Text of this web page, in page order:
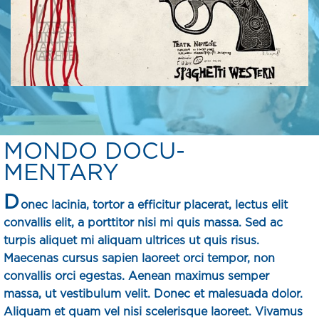
MONDO DOCU-
MENTARY
Donec lacinia, tortor a efficitur placerat, lectus elit
convallis elit, a porttitor nisi mi quis massa. Sed ac
turpis aliquet mi aliquam ultrices ut quis risus.
Maecenas cursus sapien laoreet orci tempor, non
convallis orci egestas. Aenean maximus semper
massa, ut vestibulum velit. Donec et malesuada dolor.
Aliquam et quam vel nisi scelerisque laoreet. Vivamus